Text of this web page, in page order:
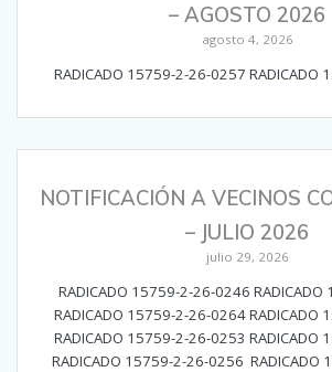
– AGOSTO 2026
agosto 4, 2026
RADICADO 15759-2-26-0257 RADICADO
NOTIFICACIÓN A VECINOS
– JULIO 2026
julio 29, 2026
RADICADO 15759-2-26-0246
RADICADO 15759-2-26-0264 RADICADO
RADICADO 15759-2-26-0253 RADICADO
RADICADO 15759-2-26-0256 RADICADO